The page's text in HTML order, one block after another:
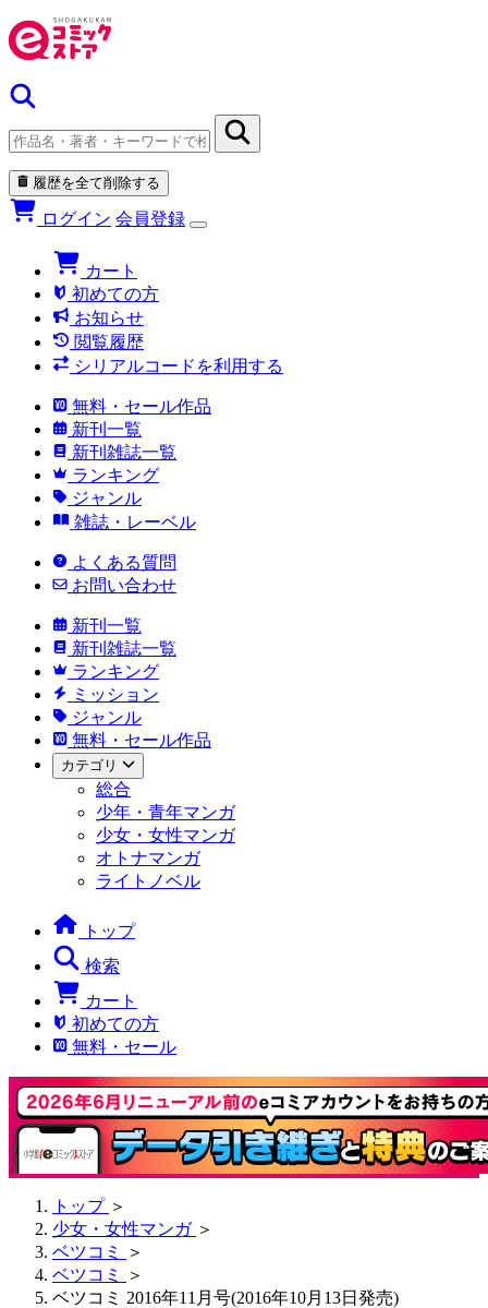
履歴を全て削除する
ログイン 会員登録
カート
初めての方
お知らせ
閲覧履歴
シリアルコードを利用する
無料・セール作品
新刊一覧
新刊雑誌一覧
ランキング
ジャンル
雑誌・レーベル
よくある質問
お問い合わせ
新刊一覧
新刊雑誌一覧
ランキング
ミッション
ジャンル
無料・セール作品
カテゴリ
総合
少年・青年マンガ
少女・女性マンガ
オトナマンガ
ライトノベル
トップ
検索
カート
初めての方
無料・セール
トップ ＞
少女・女性マンガ ＞
ベツコミ
＞
ベツコミ
＞
ベツコミ 2016年11月号(2016年10月13日発売)